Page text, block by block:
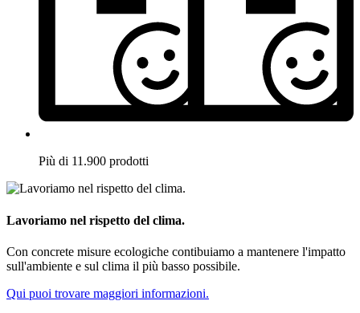
Più di 11.900 prodotti
Lavoriamo nel rispetto del clima.
Con concrete misure ecologiche contibuiamo a mantenere l'impatto
sull'ambiente e sul clima il più basso possibile.
Qui puoi trovare maggiori informazioni.